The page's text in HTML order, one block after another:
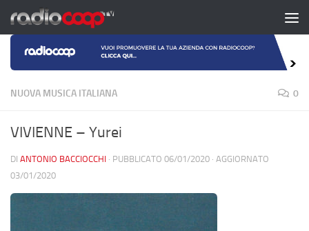
Salta al contenuto
NUOVA MUSICA ITALIANA 0
VIVIENNE – Yurei
DI ANTONIO BACCIOCCHI · PUBBLICATO 06/01/2020 · AGGIORNATO
03/01/2020